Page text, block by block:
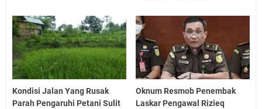
Kondisi Jalan Yang Rusak
Parah Pengaruhi Petani Sulit
Oknum Resmob Penembak
Laskar Pengawal Rizieq